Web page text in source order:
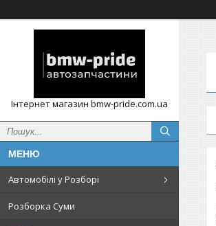
Інтернет магазин bmw-pride.com.ua
Автомобілі у Розборі
Розборка Суми